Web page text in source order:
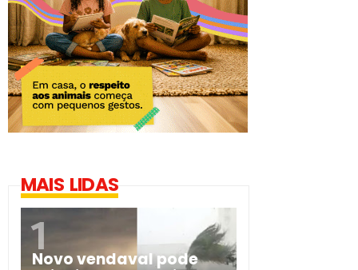
MAIS LIDAS
Novo vendaval pode